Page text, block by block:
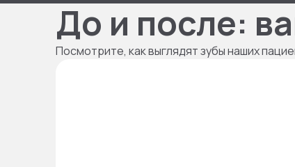
До и после:
Посмотрите, как выглядят зубы наших